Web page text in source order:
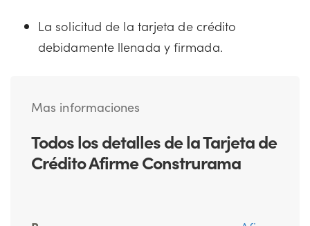
La solicitud de la tarjeta de crédito
debidamente llenada y firmada.
Mas informaciones
Todos los detalles de la Tarjeta de
Crédito Afirme Construrama